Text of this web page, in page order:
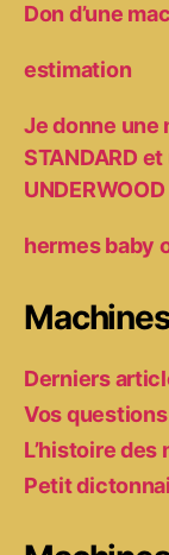
Don d’une
estimation
Je donne une
STANDARD
UNDERWOOD
hermes baby
Derniers
Vos questions
L’histoire
Petit